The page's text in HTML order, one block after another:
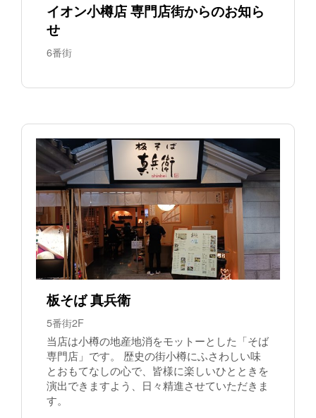
イオン小樽店 専門店街からのお知ら
せ
6番街
板そば 真兵衛
5番街2F
当店は小樽の地産地消をモットーとした「そば
専門店」です。 歴史の街小樽にふさわしい味
とおもてなしの心で、皆様に楽しいひとときを
演出できますよう、日々精進させていただきま
す。